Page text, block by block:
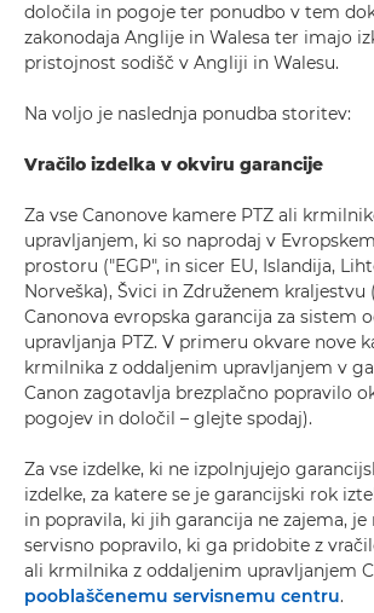
določila in pogoje ter ponudbo v tem
zakonodaja Anglije in Walesa ter imajo
pristojnost sodišč v Angliji in Walesu.
Na voljo je naslednja ponudba storitev:
Vračilo izdelka v okviru garancije
Za vse Canonove kamere PTZ ali
upravljanjem, ki so naprodaj v
prostoru ("EGP", in sicer EU, Islandija,
Norveška), Švici in Združenem kraljestvu
Canonova evropska garancija za sistem
upravljanja PTZ. V primeru okvare nove
krmilnika z oddaljenim upravljanjem v
Canon zagotavlja brezplačno popravilo
pogojev in določil – glejte spodaj).
Za vse izdelke, ki ne izpolnjujejo
izdelke, za katere se je garancijski rok
in popravila, ki jih garancija ne zajema,
servisno popravilo, ki ga pridobite z
ali krmilnika z oddaljenim upravljanjem
pooblaščenemu servisnemu centru.